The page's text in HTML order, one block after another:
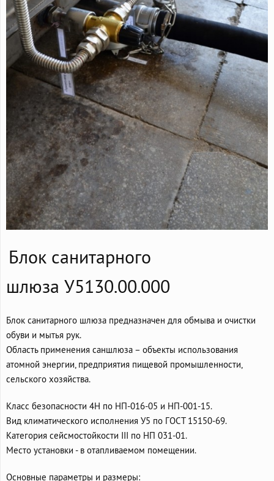
Блок санитарного
шлюза У5130.00.000
Блок санитарного шлюза предназначен для обмыва и очистки
обуви и мытья рук.
Область применения саншлюза – объекты использования
атомной энергии, предприятия пищевой промышленности,
сельского хозяйства.
Класс безопасности 4Н по НП-016-05 и НП-001-15.
Вид климатического исполнения У5 по ГОСТ 15150-69.
Категория сейсмостойкости III по НП 031-01.
Место установки - в отапливаемом помещении.
Основные параметры и размеры: